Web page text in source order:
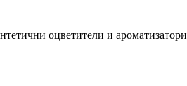
оцветители и ароматизатори